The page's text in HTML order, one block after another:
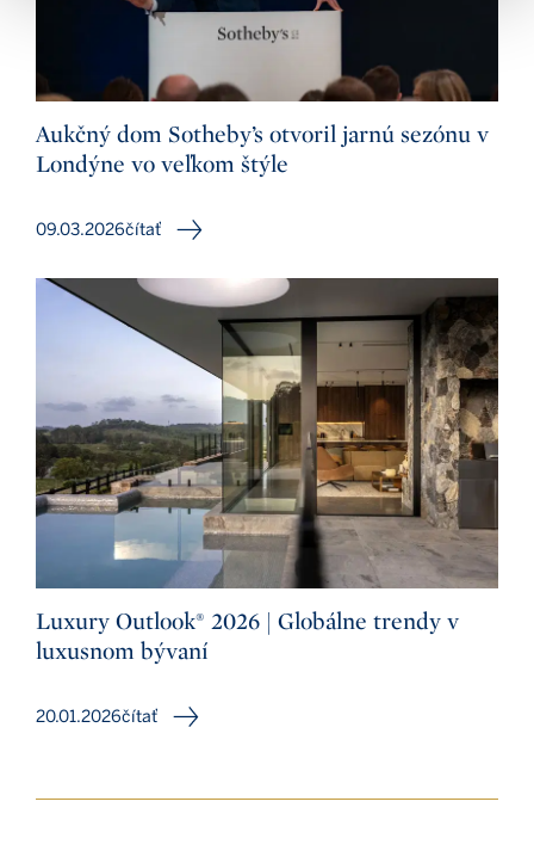
Aukčný dom Sotheby’s otvoril jarnú sezónu v
Londýne vo veľkom štýle
09.03.2026čítať
Luxury Outlook® 2026 | Globálne trendy v
luxusnom bývaní
20.01.2026čítať